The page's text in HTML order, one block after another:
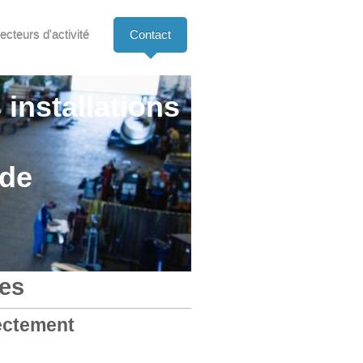
d'activité Contact
installations